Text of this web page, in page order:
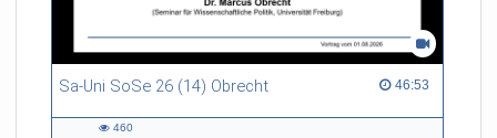
Sa-Uni SoSe 26 (14) Obrecht 46:53
46:53 duration
460